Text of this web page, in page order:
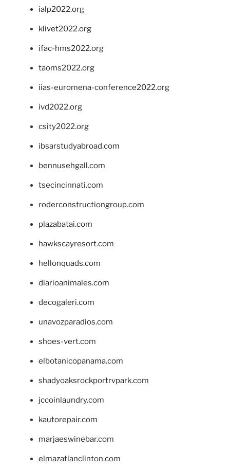
ialp2022.org
klivet2022.org
ifac-hms2022.org
taoms2022.org
iias-euromena-conference2022.org
ivd2022.org
csity2022.org
ibsarstudyabroad.com
bennusehgall.com
tsecincinnati.com
roderconstructiongroup.com
plazabatai.com
hawkscayresort.com
hellonquads.com
diarioanimales.com
decogaleri.com
unavozparadios.com
shoes-vert.com
elbotanicopanama.com
shadyoaksrockportrvpark.com
jccoinlaundry.com
kautorepair.com
marjaeswinebar.com
elmazatlanclinton.com